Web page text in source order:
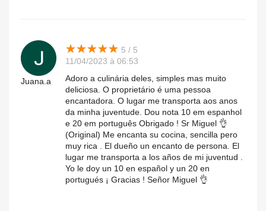
Juana.a
★★★★★
★★★★★ 5 / 5
11/04/2023 à 06:53
Adoro a culinária deles, simples mas muito
deliciosa. O proprietário é uma pessoa
encantadora. O lugar me transporta aos anos
da minha juventude. Dou nota 10 em espanhol
e 20 em português Obrigado ! Sr Miguel 👌
(Original) Me encanta su cocina, sencilla pero
muy rica . El dueño un encanto de persona. El
lugar me transporta a los años de mi juventud .
Yo le doy un 10 en español y un 20 en
portugués ¡ Gracias ! Señor Miguel 👌